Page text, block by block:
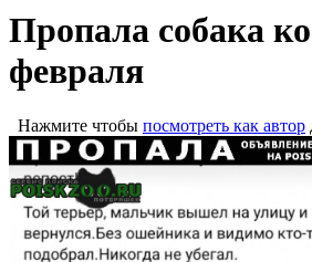
Пропала собака
февраля
Нажмите чтобы посмотреть как автор